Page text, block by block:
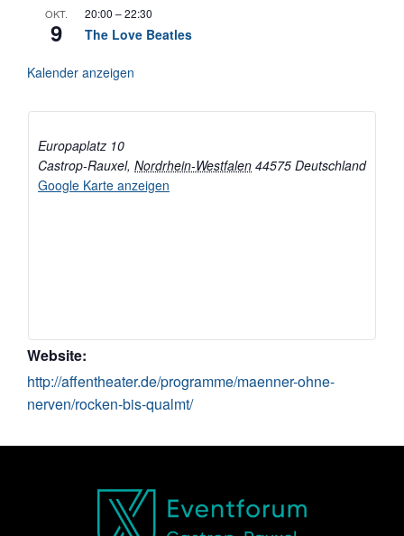
OKT.
9
20:00 –22:30
The Love Beatles
Kalender anzeigen
Europaplatz 10
Castrop-Rauxel, Nordrhein-Westfalen 44575 Deutschland
Google Karte anzeigen
Website:
http://affentheater.de/programme/maenner-ohne-
nerven/rocken-bis-qualmt/